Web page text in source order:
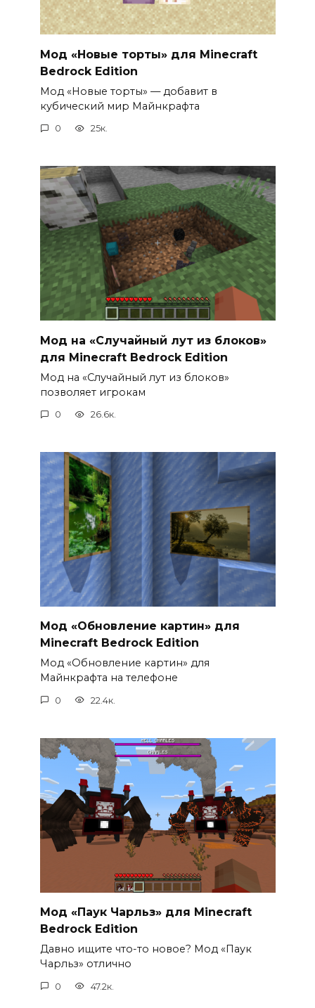
Мод «Новые торты» для Minecraft
Bedrock Edition
Мод «Новые торты» — добавит в
кубический мир Майнкрафта
0 25к.
Мод на «Случайный лут из блоков»
для Minecraft Bedrock Edition
Мод на «Случайный лут из блоков»
позволяет игрокам
0 26.6к.
Мод «Обновление картин» для
Minecraft Bedrock Edition
Мод «Обновление картин» для
Майнкрафта на телефоне
0 22.4к.
Мод «Паук Чарльз» для Minecraft
Bedrock Edition
Давно ищите что-то новое? Мод «Паук
Чарльз» отлично
0 47.2к.